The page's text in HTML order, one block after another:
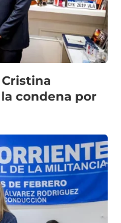
condena por